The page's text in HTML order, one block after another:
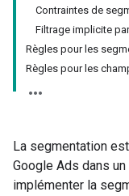
Contraintes de
Filtrage implicite
Règles pour les
Règles pour les
La segmentation
Google Ads dans
implémenter la